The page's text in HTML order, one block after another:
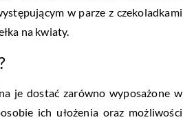
w parze z czekoladkami
na kwiaty.
je dostać zarówno wyposażone w
ich ułożenia oraz możliwości